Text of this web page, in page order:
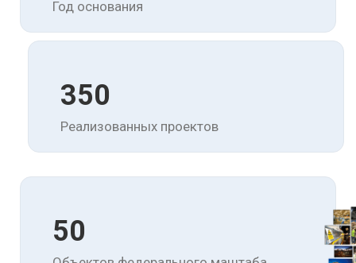
Год основания
350
Реализованных проектов
50